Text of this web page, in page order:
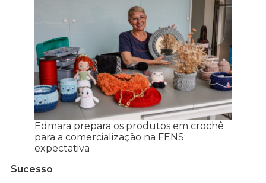
Edmara prepara os produtos em crochê
para a comercialização na FENS:
expectativa
Sucesso